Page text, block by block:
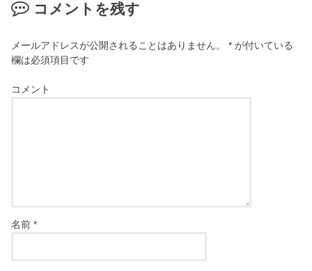
コメントを残す
メールアドレスが公開されることはありません。 * が付いている
欄は必須項目です
コメント
名前*